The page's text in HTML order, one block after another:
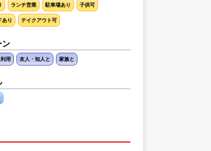
ランチ営業 駐車場あり 子供可
あり テイクアウト可
ン
用 友人・知人と 家族と